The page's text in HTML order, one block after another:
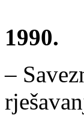
1990.
–